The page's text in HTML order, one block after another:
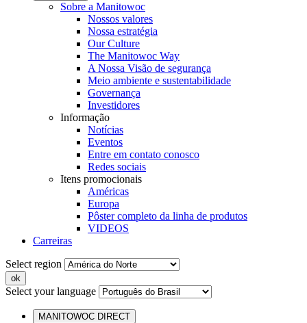
Sobre a Manitowoc
Nossos valores
Nossa estratégia
Our Culture
The Manitowoc Way
A Nossa Visão de segurança
Meio ambiente e sustentabilidade
Governança
Investidores
Informação
Notícias
Eventos
Entre em contato conosco
Redes sociais
Itens promocionais
Américas
Europa
Pôster completo da linha de produtos
VIDEOS
Carreiras
Select region
Select your language
MANITOWOC DIRECT